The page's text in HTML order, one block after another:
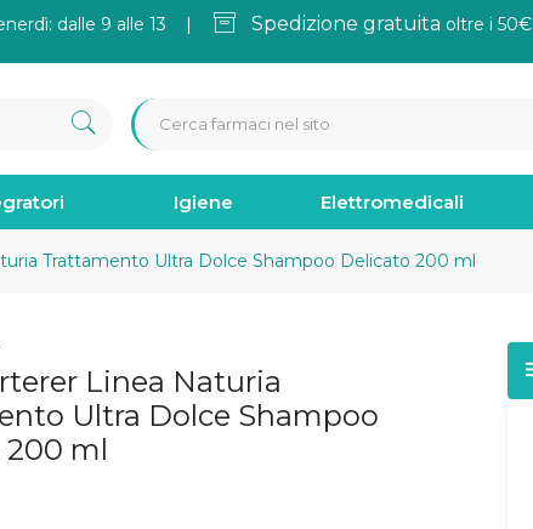
dalle 9 alle 13 | Spedizione gratuita oltre i 50€
Igiene Elettromedicali
Trattamento Ultra Dolce Shampoo Delicato 200 ml
Linea Naturia
Ultra Dolce Shampoo
200 ml